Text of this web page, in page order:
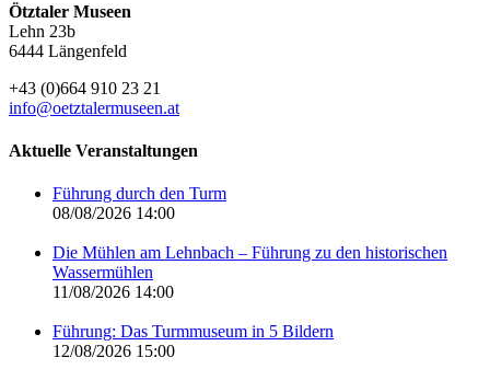
Ötztaler Museen
Lehn 23b
6444 Längenfeld
+43 (0)664 910 23 21
info@oetztalermuseen.at
Aktuelle Veranstaltungen
Führung durch den Turm
08/08/2026 14:00
Die Mühlen am Lehnbach – Führung zu den historischen
Wassermühlen
11/08/2026 14:00
Führung: Das Turmmuseum in 5 Bildern
12/08/2026 15:00